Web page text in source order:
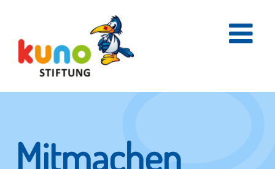
content
Mitmachen